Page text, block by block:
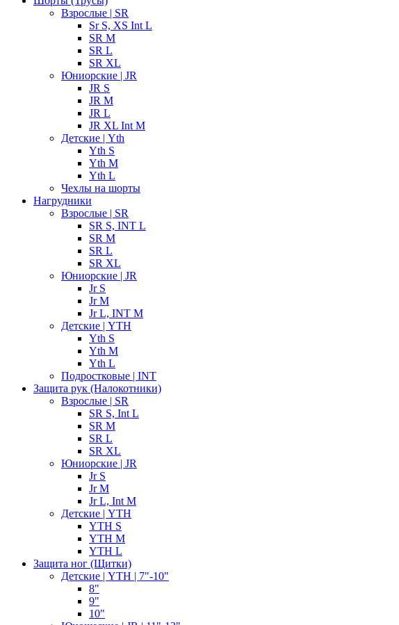
Взрослые | SR
Sr S, XS Int L
SR M
SR L
SR XL
Юниорские | JR
JR S
JR M
JR L
JR XL Int M
Детские | Yth
Yth S
Yth M
Yth L
Чехлы на шорты
Нагрудники
Взрослые | SR
SR S, INT L
SR M
SR L
SR XL
Юниорские | JR
Jr S
Jr M
Jr L, INT M
Детские | YTH
Yth S
Yth M
Yth L
Подростковые | INT
Защита рук (Налокотники)
Взрослые | SR
SR S, Int L
SR M
SR L
SR XL
Юниорские | JR
Jr S
Jr M
Jr L, Int M
Детские | YTH
YTH S
YTH M
YTH L
Защита ног (Щитки)
Детские | YTH | 7"-10"
8"
9"
10"